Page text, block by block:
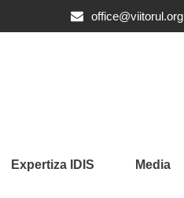
office@viitorul.org
Expertiza IDIS Media